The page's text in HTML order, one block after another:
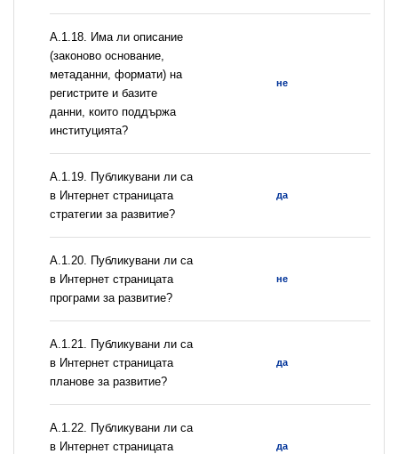
А.1.18. Има ли описание
(законово основание,
метаданни, формати) на
регистрите и базите
данни, които поддържа
институцията?
не
А.1.19. Публикувани ли са
в Интернет страницата
стратегии за развитие?
да
А.1.20. Публикувани ли са
в Интернет страницата
програми за развитие?
не
А.1.21. Публикувани ли са
в Интернет страницата
планове за развитие?
да
А.1.22. Публикувани ли са
в Интернет страницата
да